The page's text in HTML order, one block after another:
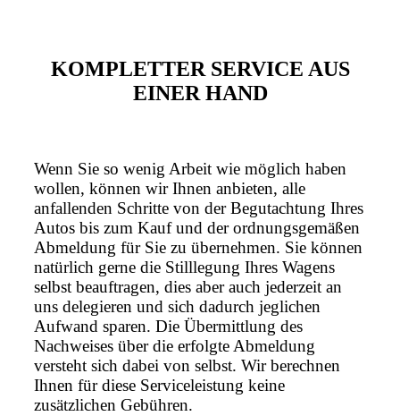
KOMPLETTER SERVICE AUS
EINER HAND
Wenn Sie so wenig Arbeit wie möglich haben
wollen, können wir Ihnen anbieten, alle
anfallenden Schritte von der Begutachtung Ihres
Autos bis zum Kauf und der ordnungsgemäßen
Abmeldung für Sie zu übernehmen. Sie können
natürlich gerne die Stilllegung Ihres Wagens
selbst beauftragen, dies aber auch jederzeit an
uns delegieren und sich dadurch jeglichen
Aufwand sparen. Die Übermittlung des
Nachweises über die erfolgte Abmeldung
versteht sich dabei von selbst. Wir berechnen
Ihnen für diese Serviceleistung keine
zusätzlichen Gebühren.